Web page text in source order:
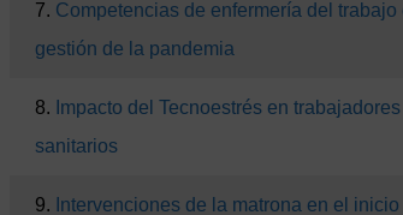
7. Competencias de enfermería del trabajo
gestión de la pandemia
8. Impacto del Tecnoestrés en trabajadores
sanitarios
9. Intervenciones de la matrona en el